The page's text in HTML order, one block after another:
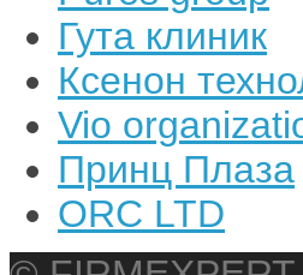
Гута клиник
Ксенон
Vio
Принц Плаза
ORC LTD